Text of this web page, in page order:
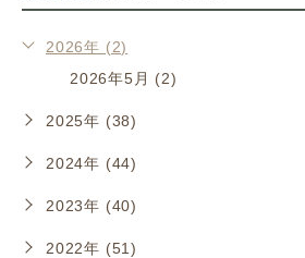
2026年 (2)
2026年5月 (2)
2025年 (38)
2024年 (44)
2023年 (40)
2022年 (51)